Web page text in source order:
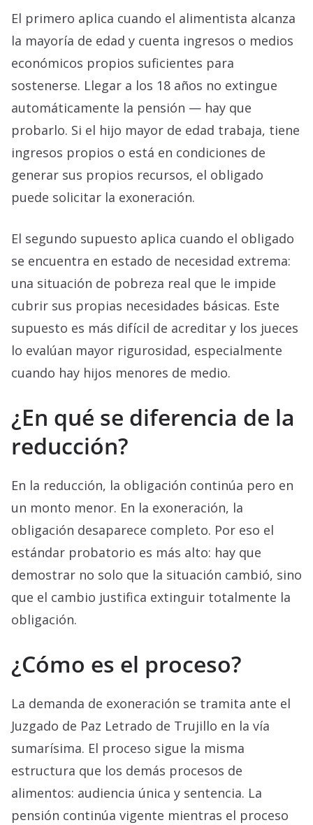
El primero aplica cuando el alimentista alcanza
la mayoría de edad y cuenta ingresos o medios
económicos propios suficientes para
sostenerse. Llegar a los 18 años no extingue
automáticamente la pensión — hay que
probarlo. Si el hijo mayor de edad trabaja, tiene
ingresos propios o está en condiciones de
generar sus propios recursos, el obligado
puede solicitar la exoneración.
El segundo supuesto aplica cuando el obligado
se encuentra en estado de necesidad extrema:
una situación de pobreza real que le impide
cubrir sus propias necesidades básicas. Este
supuesto es más difícil de acreditar y los jueces
lo evalúan mayor rigurosidad, especialmente
cuando hay hijos menores de medio.
¿En qué se diferencia de la
reducción?
En la reducción, la obligación continúa pero en
un monto menor. En la exoneración, la
obligación desaparece completo. Por eso el
estándar probatorio es más alto: hay que
demostrar no solo que la situación cambió, sino
que el cambio justifica extinguir totalmente la
obligación.
¿Cómo es el proceso?
La demanda de exoneración se tramita ante el
Juzgado de Paz Letrado de Trujillo en la vía
sumarísima. El proceso sigue la misma
estructura que los demás procesos de
alimentos: audiencia única y sentencia. La
pensión continúa vigente mientras el proceso